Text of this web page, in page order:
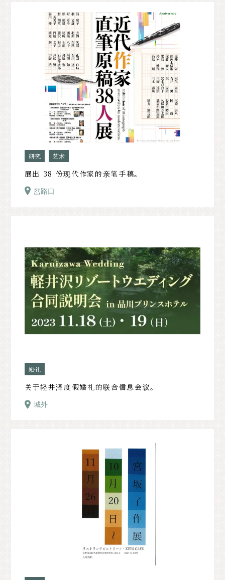
研究 艺术
展出 38 份现代作家的亲笔手稿。
岔路口
婚礼
关于轻井泽度假婚礼的联合信息会议。
城外